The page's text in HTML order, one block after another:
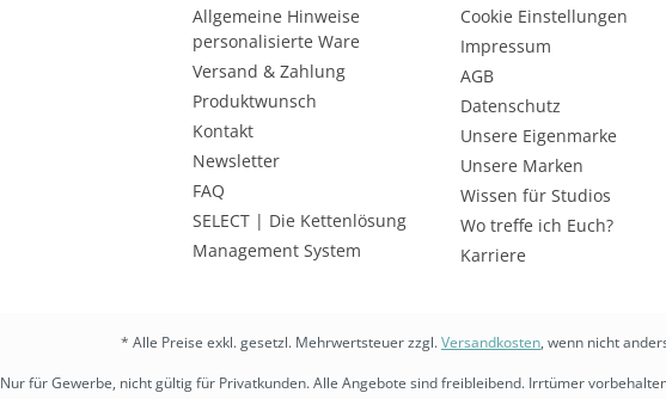
Allgemeine Hinweise
personalisierte Ware
Versand & Zahlung
Produktwunsch
Kontakt
Newsletter
FAQ
SELECT | Die Kettenlösung
Management System
Cookie Einstellungen
Impressum
AGB
Datenschutz
Unsere Eigenmarke
Unsere Marken
Wissen für Studios
Wo treffe ich Euch?
Karriere
* Alle Preise exkl. gesetzl. Mehrwertsteuer zzgl.Versandkosten, wenn nicht
Nur für Gewerbe, nicht gültig für Privatkunden. Alle Angebote sind freibleibend. Irrtümer